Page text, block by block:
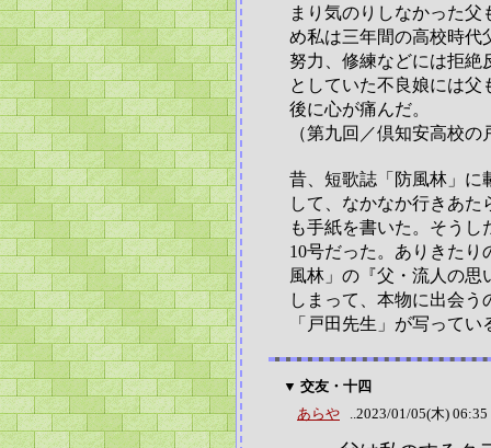
まり気のりしなかった
め私は三年間の高校時代
努力、修練などには拒絶
としていた不良娘には
後に心が痛んだ。
（第九回／倶知安高校の
昔、短歌誌「防風林」に
して、なかなか行きあ
も手紙を書いた。そう
10号だった。ありきた
風林」の『父・流人の思
しまって、本物に出会
「戸田先生」が写って
▼ 交友・十四
あらや ..2023/01/05(木)